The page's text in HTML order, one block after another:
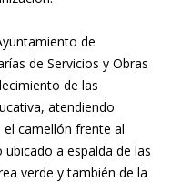
de
de Servicios y Obras
de las
atendiendo
camellón frente al
a espalda de las
verde y también de la